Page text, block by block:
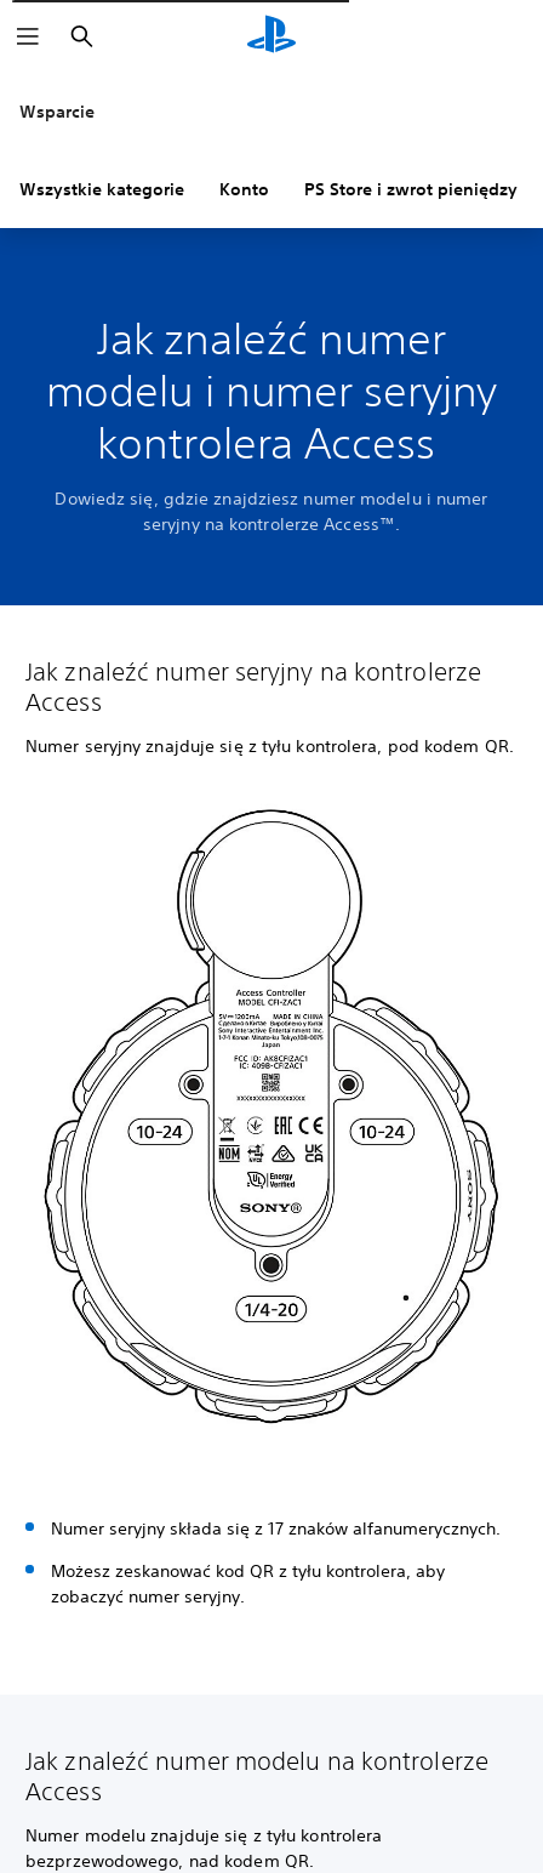
Wyszukaj
Wsparcie
Wszystkie kategorie Konto PS Store i zwrot pieniędzy
Jak znaleźć numer
modelu i numer seryjny
kontrolera Access
Dowiedz się, gdzie znajdziesz numer modelu i numer
seryjny na kontrolerze Access™.
Jak znaleźć numer seryjny na kontrolerze
Access
Numer seryjny znajduje się z tyłu kontrolera, pod kodem QR.
Numer seryjny składa się z 17 znaków alfanumerycznych.
Możesz zeskanować kod QR z tyłu kontrolera, aby
zobaczyć numer seryjny.
Jak znaleźć numer modelu na kontrolerze
Access
Numer modelu znajduje się z tyłu kontrolera
bezprzewodowego, nad kodem QR.